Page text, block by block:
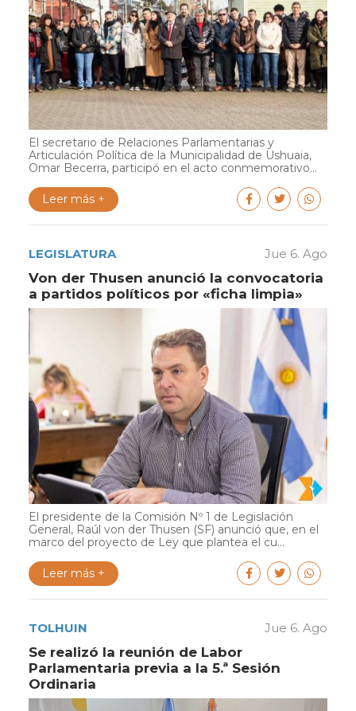
El secretario de Relaciones Parlamentarias y
Articulación Política de la Municipalidad de Ushuaia,
Omar Becerra, participó en el acto conmemorativo...
Leer más +
LEGISLATURA Jue 6. Ago
Von der Thusen anunció la convocatoria
a partidos políticos por «ficha limpia»
El presidente de la Comisión Nº 1 de Legislación
General, Raúl von der Thusen (SF) anunció que, en el
marco del proyecto de Ley que plantea el cu...
Leer más +
TOLHUIN Jue 6. Ago
Se realizó la reunión de Labor
Parlamentaria previa a la 5.ª Sesión
Ordinaria